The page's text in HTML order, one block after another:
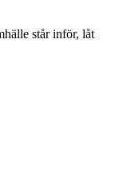
står inför, låt